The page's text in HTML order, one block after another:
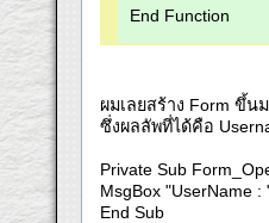
End Function
ผมเลยสร้าง Form ขึ้น
ซึ่งผลลัพที่ได้คือ
Private Sub
MsgBox "UserName :
End Sub